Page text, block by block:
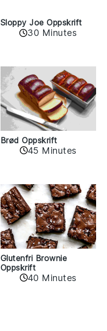
Sloppy Joe Oppskrift
30 Minutes
Brød Oppskrift
45 Minutes
Glutenfri Brownie
Oppskrift
40 Minutes